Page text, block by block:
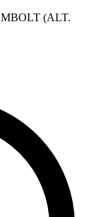
(ALT.